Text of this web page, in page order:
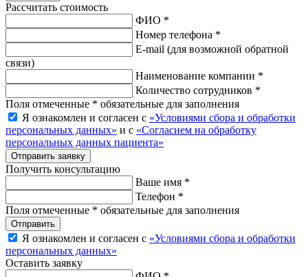
Рассчитать стоимость
ФИО *
Номер телефона *
E-mail (для возможной обратной
связи)
Наименование компании *
Количество сотрудников *
Поля отмеченные * обязательные для заполнения
Я ознакомлен и согласен с «Условиями сбора и обработки
персональных данных» и с «Согласием на обработку
персональных данных пациента»
Отправить заявку
Получить консультацию
Ваше имя *
Телефон *
Поля отмеченные * обязательные для заполнения
Отправить
Я ознакомлен и согласен с «Условиями сбора и обработки
персональных данных»
Оставить заявку